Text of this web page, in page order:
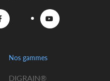
Nos gammes
DIGRAIN®